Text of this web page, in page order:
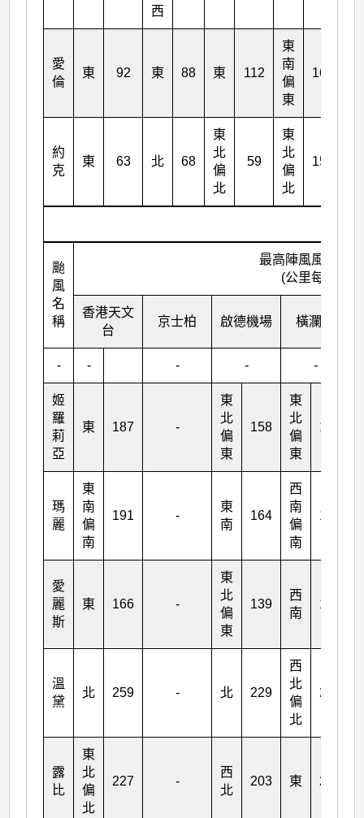
西
愛
倫
東 92 東 88 東 112
東
南
偏
東
169
約
克
東 63 北 68
東
北
偏
北
59
東
北
偏
北
153
颱
風
名
稱
最高陣風風向及
(公里每小時)
香港天文
台
京士柏 啟德機場 橫瀾島
- - - - -
姬
羅
莉
亞
東 187 -
東
北
偏
東
158
東
北
偏
東
185
瑪
麗
東
南
偏
南
191 -
東
南
164
西
南
偏
南
194
愛
麗
斯
東 166 -
東
北
偏
東
139
西
南
128
溫
黛
北 259 - 北 229
西
北
偏
北
216
露
比
東
北
偏
北
227 -
西
北
203 東 230